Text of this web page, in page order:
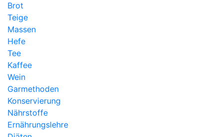
Brot
Teige
Massen
Hefe
Tee
Kaffee
Wein
Garmethoden
Konservierung
Nährstoffe
Ernährungslehre